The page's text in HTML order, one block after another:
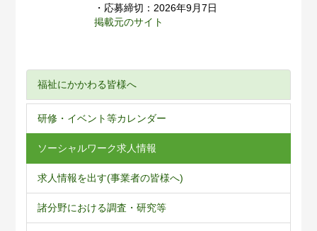
・応募締切：2026年9月7日
掲載元のサイト
福祉にかかわる皆様へ
研修・イベント等カレンダー
ソーシャルワーク求人情報
求人情報を出す(事業者の皆様へ)
諸分野における調査・研究等